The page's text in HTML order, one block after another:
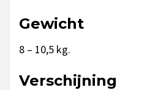
Gewicht
8 – 10,5 kg.
Verschijning